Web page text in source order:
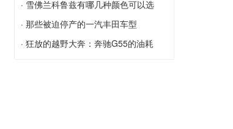
豪门二手车奥迪A5敞篷版值得购买吗？
菱悦v3用的什么发动机，功率如何
· 雪佛兰科鲁兹有哪几种颜色可以选
择？
雪佛兰科鲁兹有哪几种颜色可以选择？
· 那些被迫停产的一汽丰田车型
那些被迫停产的一汽丰田车型
· 狂放的越野大奔：奔驰G55的油耗